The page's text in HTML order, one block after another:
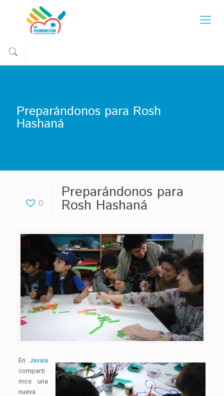
Preparándonos para Rosh
Hashaná
0
Preparándonos para
Rosh Hashaná
EnJavaia
comparti
mos una
nueva